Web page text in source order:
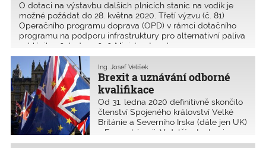
O dotaci na výstavbu dalších plnicích stanic na vodík je
možné požádat do 28. května 2020. Třetí výzvu (č. 81)
Operačního programu doprava (OPD) v rámci dotačního
programu na podporu infrastruktury pro alternativní paliva
vyhlásilo 30. ledna 2020 Ministerstvo dopravy.
Brexit a uznávání odborné
kvalifikace
Ing. Josef Velíšek
Od 31. ledna 2020 definitivně skončilo
členství Spojeného království Velké
Británie a Severního Irska (dále jen UK)
v Evropské unii. V dalším textu si
dovolím popsat situaci a zhodnotit